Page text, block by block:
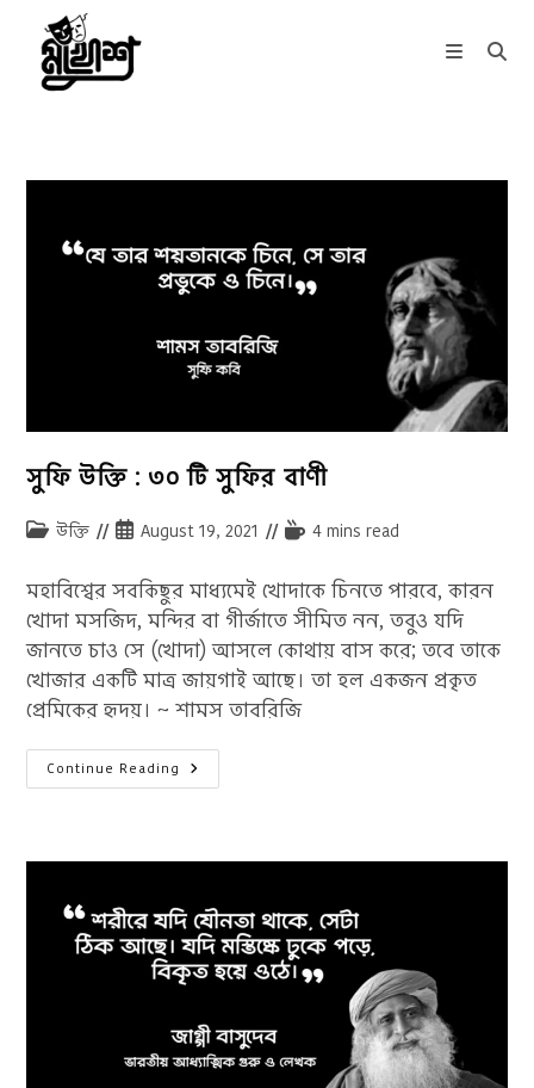
content
সুফি উক্তি : ৩০ টি সুফির বাণী
Postউক্তি
PostAugust 19, 2021
Reading4 mins read
মহাবিশ্বের সবকিছুর মাধ্যমেই খোদাকে চিনতে পারবে, কারন
খোদা মসজিদ, মন্দির বা গীর্জাতে সীমিত নন, তবুও যদি
জানতে চাও সে (খোদা) আসলে কোথায় বাস করে; তবে তাকে
খোজার একটি মাত্র জায়গাই আছে। তা হল একজন প্রকৃত
প্রেমিকের হৃদয়। ~ শামস তাবরিজি
Continue Reading সুফি
উক্তি